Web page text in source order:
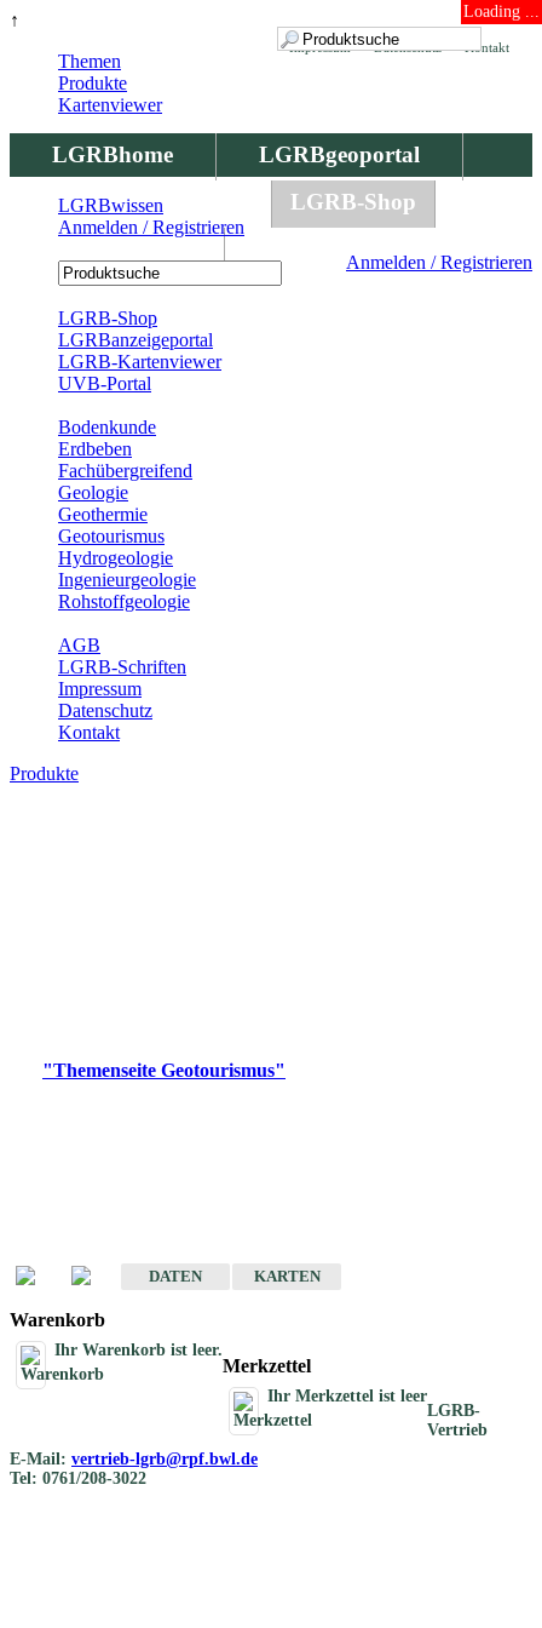
↑ Loading ...
Kontakt
Datenschutz
Impressum
LGRBhome
LGRBgeoportal
LGRBbohrungen
LGRB-Shop
Anmelden / Registrieren
Themen
Produkte
Kartenviewer
LGRBwissen
Anmelden / Registrieren
LGRB-Shop
LGRBanzeigeportal
LGRB-Kartenviewer
UVB-Portal
Bodenkunde
Erdbeben
Fachübergreifend
Geologie
Geothermie
Geotourismus
Hydrogeologie
Ingenieurgeologie
Rohstoffgeologie
AGB
LGRB-Schriften
Impressum
Datenschutz
Kontakt
Produkte
"Themenseite Geotourismus"
DATEN
KARTEN
Warenkorb
Ihr Warenkorb ist leer.
Merkzettel
Ihr Merkzettel ist leer
LGRB-
Vertrieb
E-Mail: vertrieb-lgrb@rpf.bwl.de
Tel: 0761/208-3022